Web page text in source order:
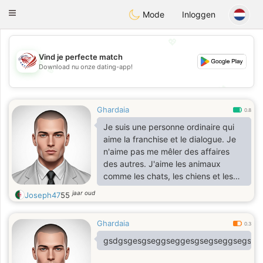
StatesDating
Toggle
Mode Inloggen
💖
💕
Vind je perfecte match
Download nu onze dating-app!
Ghardaia 0.8
Je suis une personne ordinaire qui
aime la franchise et le dialogue. Je
n'aime pas me mêler des affaires
des autres. J'aime les animaux
comme les chats, les chiens et les
poissons.
Joseph4755jaar oud
Ghardaia 0.3